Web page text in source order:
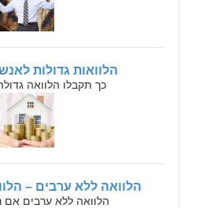
הלוואות גדולות
כך תקבלו הלוואה
הלוואה ללא ערבים –
הלוואה ללא ערבים אם